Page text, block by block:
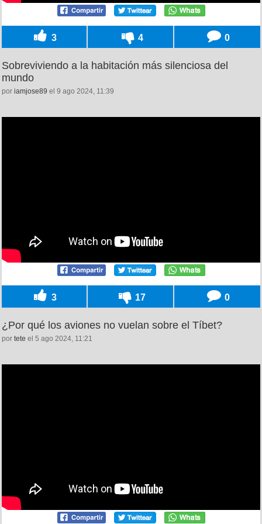
3 4 0
Sobreviviendo a la habitación más silenciosa del
mundo
por iamjose89 el 9 ago 2024, 11:39
3 17 0
¿Por qué los aviones no vuelan sobre el Tíbet?
por tete el 5 ago 2024, 11:21